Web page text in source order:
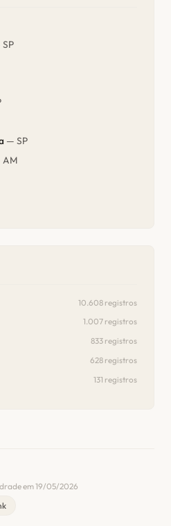
— SP
10.608 registros
1.007 registros
833 registros
628 registros
131 registros
em 19/05/2026